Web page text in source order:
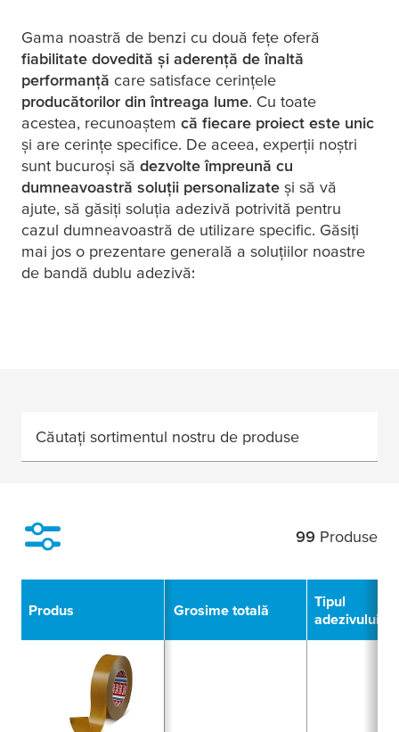
Gama noastră de benzi cu două fețe oferă
fiabilitate dovedită și aderență de înaltă
performanță care satisface cerințele
producătorilor din întreaga lume. Cu toate
acestea, recunoaștem că fiecare proiect este unic
și are cerințe specifice. De aceea, experții noștri
sunt bucuroși să dezvolte împreună cu
dumneavoastră soluții personalizate și să vă
ajute, să găsiți soluția adezivă potrivită pentru
cazul dumneavoastră de utilizare specific. Găsiți
mai jos o prezentare generală a soluțiilor noastre
de bandă dublu adezivă:
Căutați sortimentul nostru de produse
99 Produse
Produs Grosime totală
Tipul
adezivului